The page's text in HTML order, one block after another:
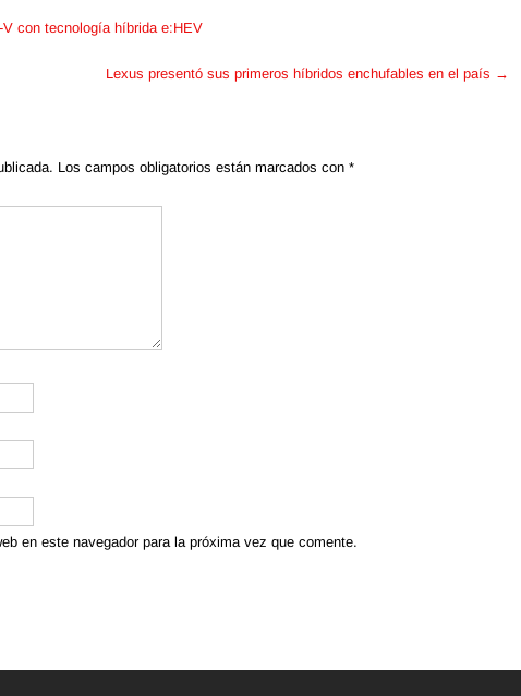
con tecnología híbrida e:HEV
Lexus presentó sus primeros híbridos enchufables en el país →
Los campos obligatorios están marcados con *
en este navegador para la próxima vez que comente.